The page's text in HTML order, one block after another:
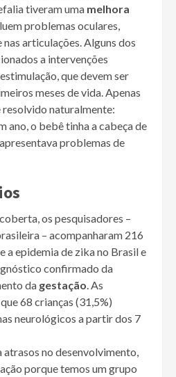
tiveram uma melhora
problemas oculares,
articulações. Alguns dos
a intervenções
que devem ser
meses de vida. Apenas
resolvido naturalmente:
ano, o bebê tinha a cabeça de
problemas de
os pesquisadores –
– acompanharam 216
a epidemia de zika no Brasil e
confirmado da
da gestação. As
68 crianças (31,5%)
neurológicos a partir dos 7
atrasos no desenvolvimento,
porque temos um grupo